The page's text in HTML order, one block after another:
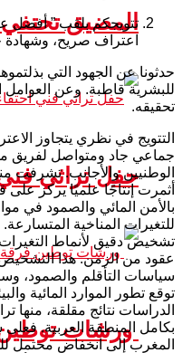
المضيق
حفل تراثي فني
ورشات توطين
اعتراف صريح، وشهادة
حدثونا عن الجهود التي
للبشرية قاطبة. وعن العوامل
تحقيقه.
التتويج في نظري يتجاوز
جماعي جاد ومتواصل لفريق من
الوطنيين والأجانب. تشرفت
أثمرت إنتاجًا علميًا يركز على
بالأمن المائي والصمود في
للتغيرات المناخية
تشخيص دقيق لأنماط التغيرات
عقود من الزمن. هذا
سياسات التأقلم والصمود،
الدراسات نتائج مقلقة، منها
بكامل المنطقة العربية. فعلى